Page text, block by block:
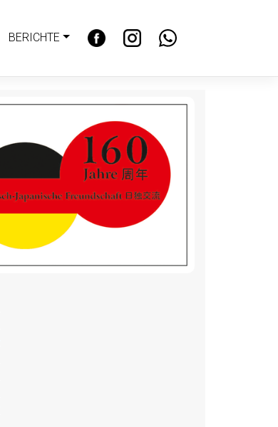
BERICHTE